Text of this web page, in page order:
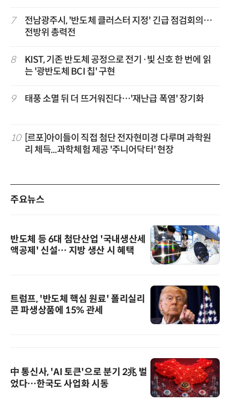
7
전남광주시, '반도체 클러스터 지정' 긴급 점검회의…
전방위 총력전
8
KIST, 기존 반도체 공정으로 전기·빛 신호 한 번에 읽
는 '광반도체 BCI 칩' 구현
9 태풍 소멸 뒤 더 뜨거워진다…'재난급 폭염' 장기화
10
[르포]아이들이 직접 첨단 전자현미경 다루며 과학원
리 체득...과학체험 제공 '주니어닥터' 현장
주요뉴스
반도체 등 6대 첨단산업 '국내생산세
액공제' 신설… 지방 생산 시 혜택
트럼프, '반도체 핵심 원료' 폴리실리
콘 파생상품에 15% 관세
中 통신사, 'AI 토큰'으로 분기 2兆 벌
었다…한국도 사업화 시동